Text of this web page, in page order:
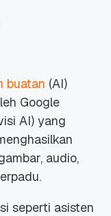
buatan (AI)
Google
AI) yang
audio,
seperti asisten